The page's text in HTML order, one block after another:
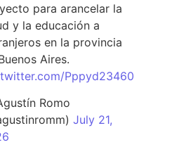
para arancelar la
y la educación a
en la provincia
Aires.
Pppyd23460
Romo
July 21,